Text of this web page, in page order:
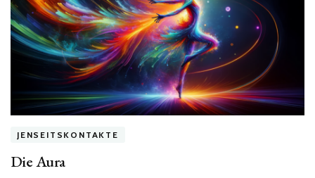
JENSEITSKONTAKTE
Die Aura